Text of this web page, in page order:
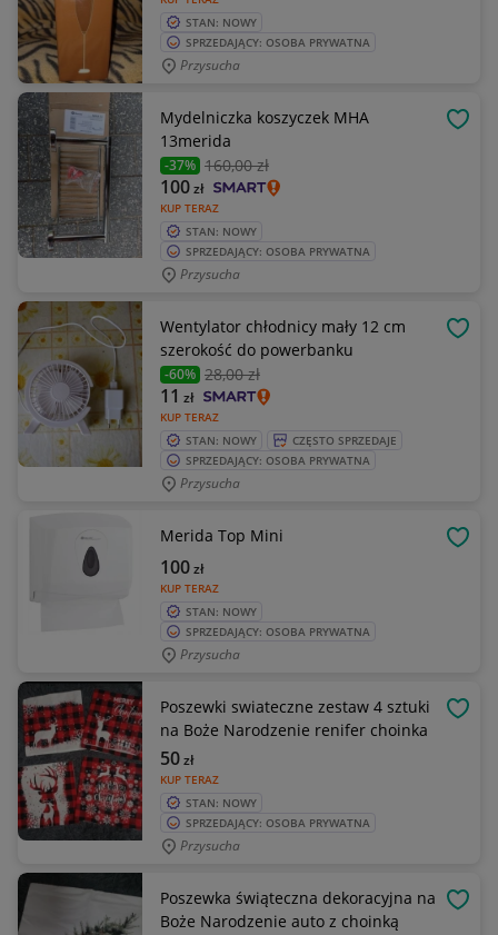
STAN: NOWY
SPRZEDAJĄCY: OSOBA PRYWATNA
Przysucha
Mydelniczka koszyczek MHA
13merida
-37% 160,00 zł
KUP TERAZ
100zł
STAN: NOWY
SPRZEDAJĄCY: OSOBA PRYWATNA
Przysucha
Wentylator chłodnicy mały 12 cm
szerokość do powerbanku
-60% 28,00 zł
KUP TERAZ
11 zł
STAN: NOWY
CZĘSTO SPRZEDAJE
SPRZEDAJĄCY: OSOBA PRYWATNA
Przysucha
Merida Top Mini
KUP TERAZ
100zł
STAN: NOWY
SPRZEDAJĄCY: OSOBA PRYWATNA
Przysucha
Poszewki swiateczne zestaw 4 sztuki
na Boże Narodzenie renifer choinka
KUP TERAZ
50zł
STAN: NOWY
SPRZEDAJĄCY: OSOBA PRYWATNA
Przysucha
Poszewka świąteczna dekoracyjna na
Boże Narodzenie auto z choinką